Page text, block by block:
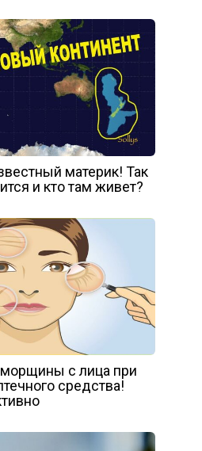
материк! Так
и кто там живет?
с лица при
средства!